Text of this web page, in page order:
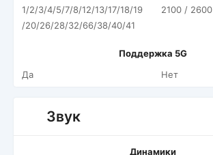
1/2/3/4/5/7/8/12/13/17/18/19
/20/26/28/32/66/38/40/41
2100 / 2600
Поддержка 5G
Да
Нет
Звук
Динамики